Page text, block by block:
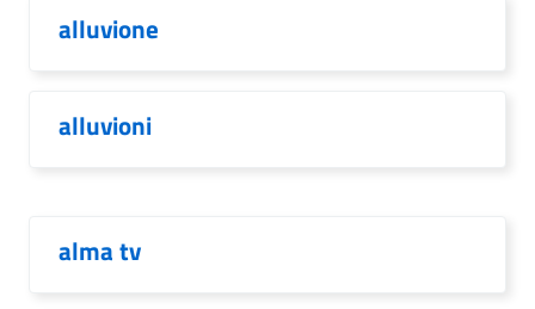
alluvione
alluvioni
alma tv